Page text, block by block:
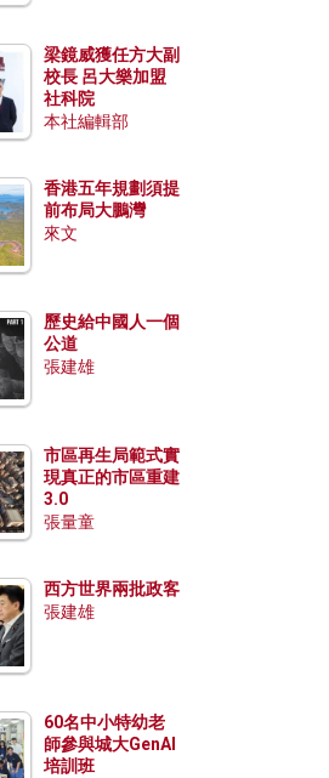
梁鏡威獲任方大副
校長 呂大樂加盟
社科院
本社編輯部
香港五年規劃須提
前布局大鵬灣
來文
歷史給中國人一個
公道
張建雄
市區再生局範式實
現真正的市區重建
3.0
張量童
西方世界兩批政客
張建雄
60名中小特幼老
師參與城大GenAI
培訓班